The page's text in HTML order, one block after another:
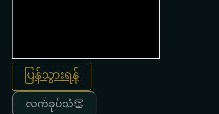
ပြန်သွားရန်
လက်ခုပ်သံ👏